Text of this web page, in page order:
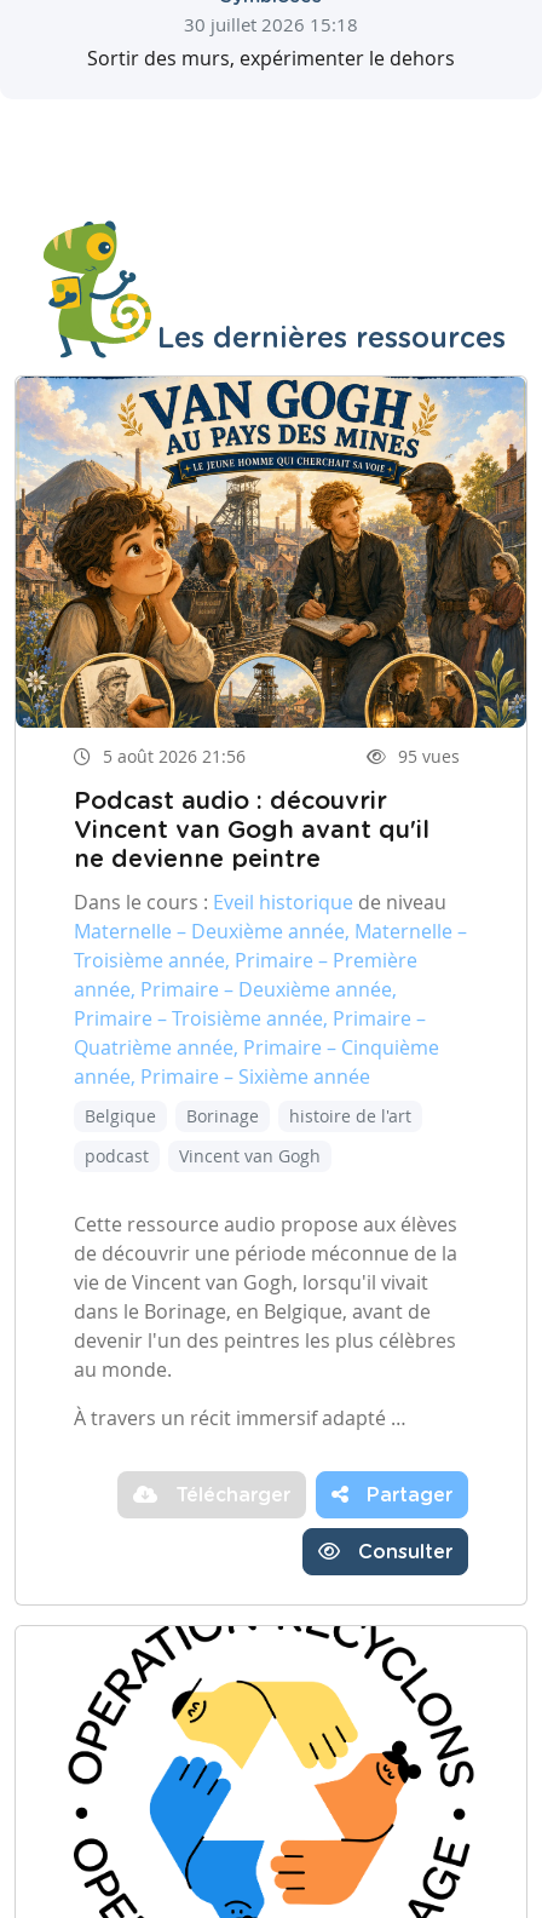
30 juillet 2026 15:18
Sortir des murs, expérimenter le dehors
Les dernières ressources
5 août 2026 21:56 95 vues
Podcast audio : découvrir
Vincent van Gogh avant qu'il
ne devienne peintre
Dans le cours : Eveil historique de niveau
Maternelle – Deuxième année, Maternelle –
Troisième année, Primaire – Première
année, Primaire – Deuxième année,
Primaire – Troisième année, Primaire –
Quatrième année, Primaire – Cinquième
année, Primaire – Sixième année
Belgique Borinage
histoire de l'art
podcast
Vincent van Gogh
Cette ressource audio propose aux élèves
de découvrir une période méconnue de la
vie de Vincent van Gogh, lorsqu'il vivait
dans le Borinage, en Belgique, avant de
devenir l'un des peintres les plus célèbres
au monde.
À travers un récit immersif adapté …
Télécharger Partager
Consulter